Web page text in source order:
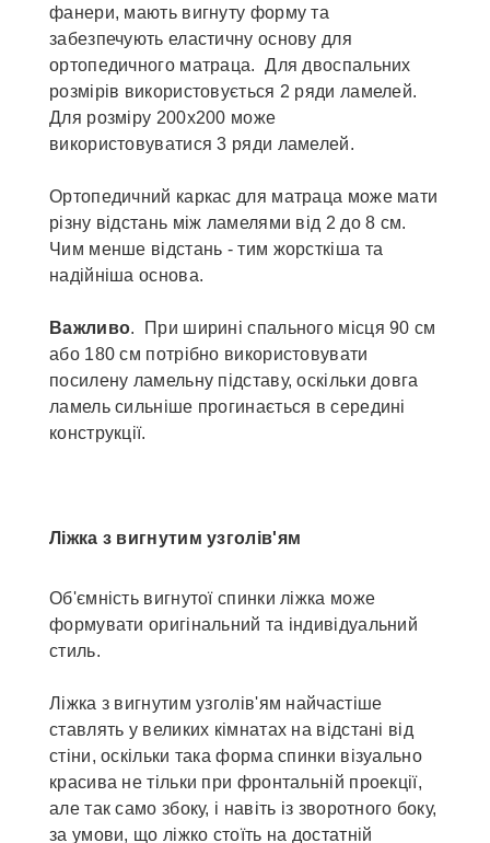
фанери, мають вигнуту форму та
забезпечують еластичну основу для
ортопедичного матраца. Для двоспальних
розмірів використовується 2 ряди ламелей.
Для розміру 200х200 може
використовуватися 3 ряди ламелей.
Ортопедичний каркас для матраца може мати
різну відстань між ламелями від 2 до 8 см.
Чим менше відстань - тим жорсткіша та
надійніша основа.
Важливо. При ширині спального місця 90 см
або 180 см потрібно використовувати
посилену ламельну підставу, оскільки довга
ламель сильніше прогинається в середині
конструкції.
Ліжка з вигнутим узголів'ям
Об'ємність вигнутої спинки ліжка може
формувати оригінальний та індивідуальний
стиль.
Ліжка з вигнутим узголів'ям найчастіше
ставлять у великих кімнатах на відстані від
стіни, оскільки така форма спинки візуально
красива не тільки при фронтальній проекції,
але так само збоку, і навіть із зворотного боку,
за умови, що ліжко стоїть на достатній